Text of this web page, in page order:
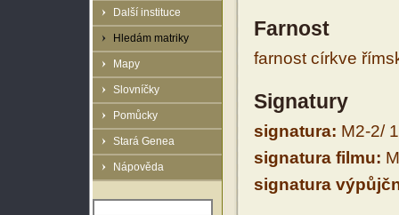
Další instituce
Hledám matriky
Mapy
Slovníčky
Pomůcky
Stará Genea
Nápověda
Farnost
farnost církve
Signatury
signatura: M2-2/
signatura filmu:
signatura